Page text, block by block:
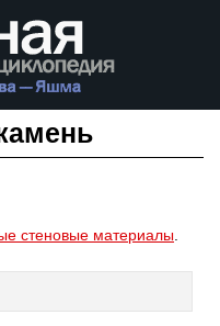
стеновые материалы